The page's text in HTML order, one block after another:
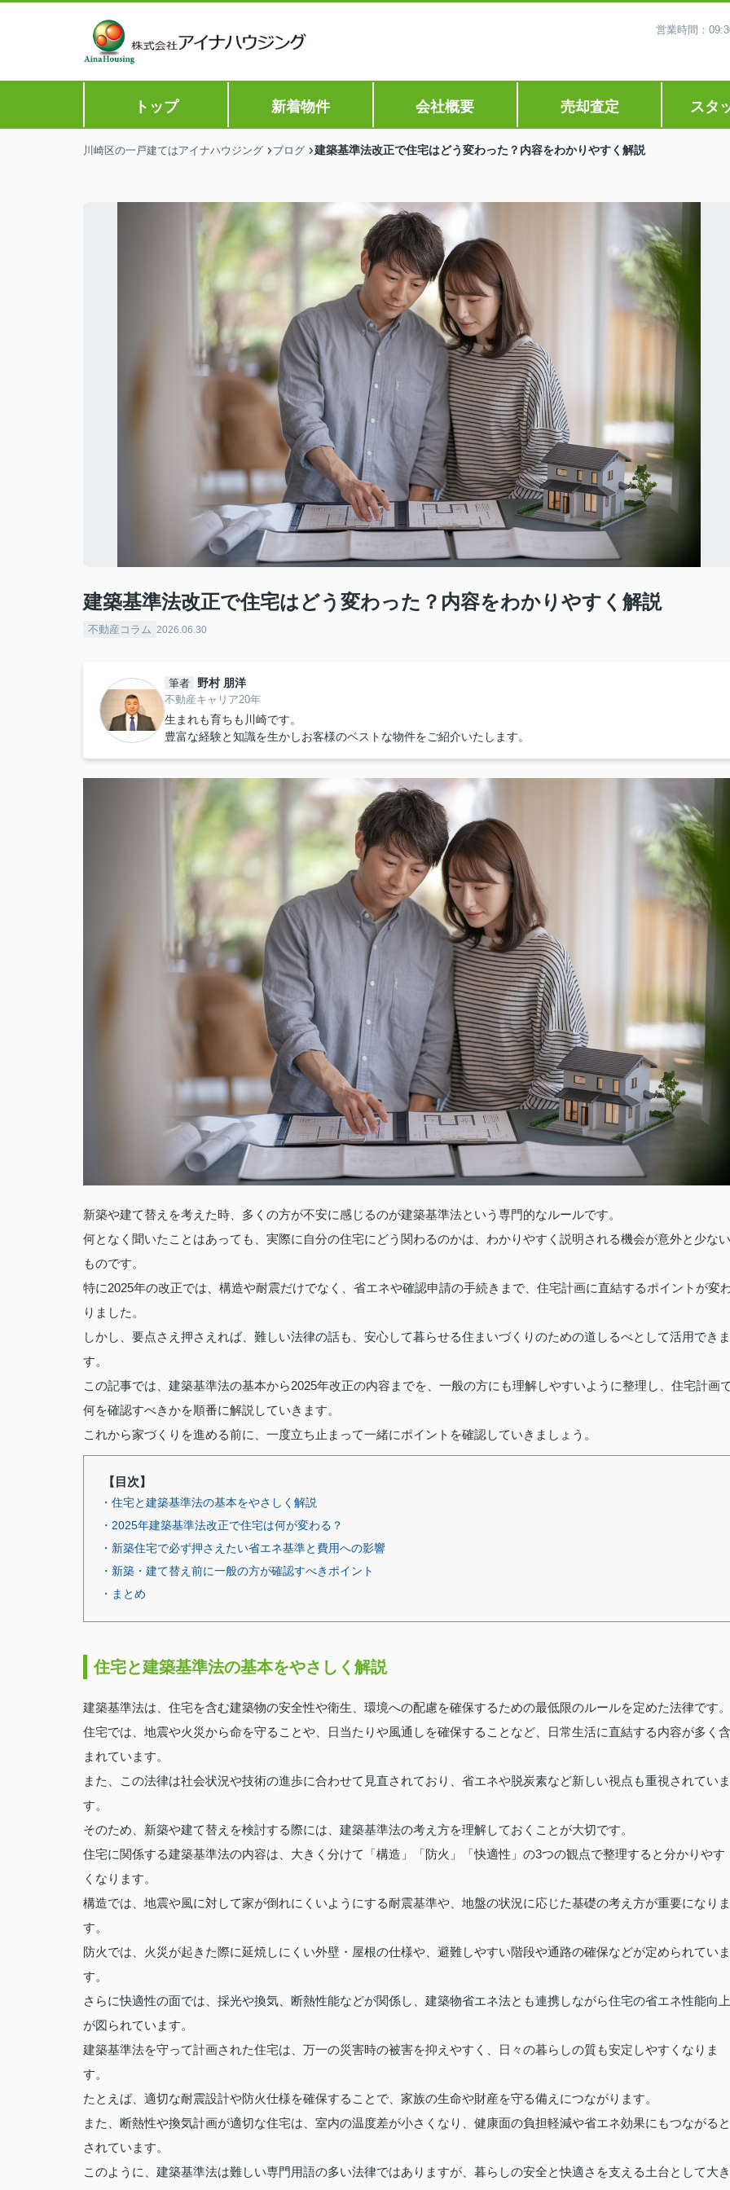
営業時間：
トップ 新着物件 会社概要 売却査定 スタ
川崎区の一戸建てはアイナハウジング ブログ 建築基準法改正で住宅はどう変わった？内容をわかりやすく解説
建築基準法改正で住宅はどう変わった？内容をわかりやすく解説
不動産コラム 2026.06.30
筆者 野村 朋洋
不動産キャリア20年
生まれも育ちも川崎です。
豊富な経験と知識を生かしお客様のベストな物件をご紹介いたします。
新築や建て替えを考えた時、多くの方が不安に感じるのが建築基準法という専門的なルールです。
何となく聞いたことはあっても、実際に自分の住宅にどう関わるのかは、わかりやすく説明される機会が意外と少ない
ものです。
特に2025年の改正では、構造や耐震だけでなく、省エネや確認申請の手続きまで、住宅計画に直結するポイントが変
りました。
しかし、要点さえ押さえれば、難しい法律の話も、安心して暮らせる住まいづくりのための道しるべとして活用できま
す。
この記事では、建築基準法の基本から2025年改正の内容までを、一般の方にも理解しやすいように整理し、住宅計画
何を確認すべきかを順番に解説していきます。
これから家づくりを進める前に、一度立ち止まって一緒にポイントを確認していきましょう。
【目次】
・住宅と建築基準法の基本をやさしく解説
・2025年建築基準法改正で住宅は何が変わる？
・新築住宅で必ず押さえたい省エネ基準と費用への影響
・新築・建て替え前に一般の方が確認すべきポイント
・まとめ
住宅と建築基準法の基本をやさしく解説
建築基準法は、住宅を含む建築物の安全性や衛生、環境への配慮を確保するための最低限のルールを定めた法律です。
住宅では、地震や火災から命を守ることや、日当たりや風通しを確保することなど、日常生活に直結する内容が多く含
まれています。
また、この法律は社会状況や技術の進歩に合わせて見直されており、省エネや脱炭素など新しい視点も重視されていま
す。
そのため、新築や建て替えを検討する際には、建築基準法の考え方を理解しておくことが大切です。
住宅に関係する建築基準法の内容は、大きく分けて「構造」「防火」「快適性」の3つの観点で整理すると分かりやす
くなります。
構造では、地震や風に対して家が倒れにくいようにする耐震基準や、地盤の状況に応じた基礎の考え方が重要になりま
す。
防火では、火災が起きた際に延焼しにくい外壁・屋根の仕様や、避難しやすい階段や通路の確保などが定められていま
す。
さらに快適性の面では、採光や換気、断熱性能などが関係し、建築物省エネ法とも連携しながら住宅の省エネ性能向上
が図られています。
建築基準法を守って計画された住宅は、万一の災害時の被害を抑えやすく、日々の暮らしの質も安定しやすくなりま
す。
たとえば、適切な耐震設計や防火仕様を確保することで、家族の生命や財産を守る備えにつながります。
また、断熱性や換気計画が適切な住宅は、室内の温度差が小さくなり、健康面の負担軽減や省エネ効果にもつながると
されています。
このように、建築基準法は難しい専門用語の多い法律ではありますが、暮らしの安全と快適さを支える土台として大き